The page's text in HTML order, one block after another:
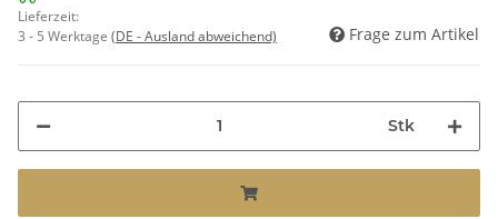
Lieferzeit:
3 - 5 Werktage (DE - Ausland abweichend) Frage zum Artikel
Stk